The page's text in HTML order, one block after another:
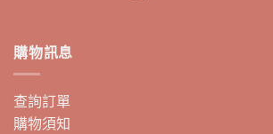
購物訊息
查詢訂單
購物須知